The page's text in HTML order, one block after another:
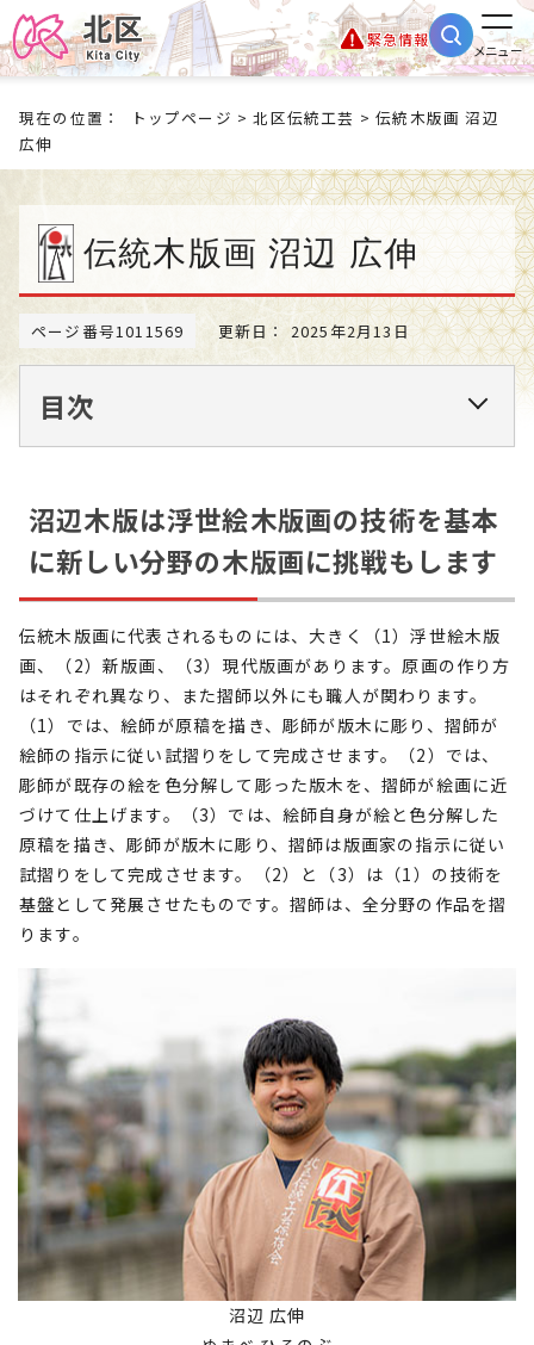
緊急情報
メニュー
現在の位置： トップページ >北区伝統工芸 > 伝統木版画 沼辺
広伸
伝統木版画 沼辺 広伸
ページ番号1011569 更新日： 2025年2月13日
目次
沼辺木版は浮世絵木版画の技術を基本
に新しい分野の木版画に挑戦もします
伝統木版画に代表されるものには、大きく（1）浮世絵木版
画、（2）新版画、（3）現代版画があります。原画の作り方
はそれぞれ異なり、また摺師以外にも職人が関わります。
（1）では、絵師が原稿を描き、彫師が版木に彫り、摺師が
絵師の指示に従い試摺りをして完成させます。（2）では、
彫師が既存の絵を色分解して彫った版木を、摺師が絵画に近
づけて仕上げます。（3）では、絵師自身が絵と色分解した
原稿を描き、彫師が版木に彫り、摺師は版画家の指示に従い
試摺りをして完成させます。（2）と（3）は（1）の技術を
基盤として発展させたものです。摺師は、全分野の作品を摺
ります。
沼辺 広伸